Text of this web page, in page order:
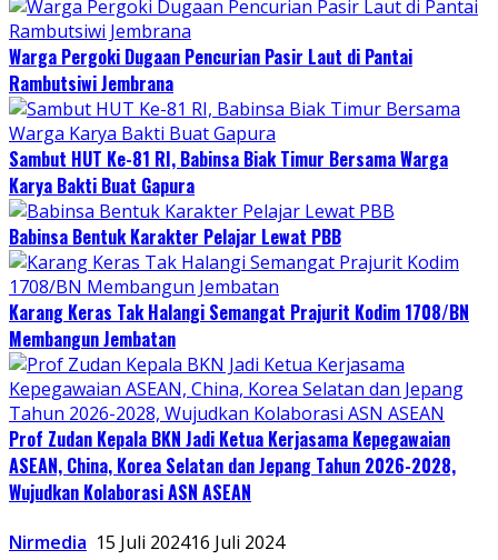
Warga Pergoki Dugaan Pencurian Pasir Laut di Pantai
Rambutsiwi Jembrana
Sambut HUT Ke-81 RI, Babinsa Biak Timur Bersama Warga
Karya Bakti Buat Gapura
Babinsa Bentuk Karakter Pelajar Lewat PBB
Karang Keras Tak Halangi Semangat Prajurit Kodim 1708/BN
Membangun Jembatan
Prof Zudan Kepala BKN Jadi Ketua Kerjasama Kepegawaian
ASEAN, China, Korea Selatan dan Jepang Tahun 2026-2028,
Wujudkan Kolaborasi ASN ASEAN
Nirmedia 15 Juli 202416 Juli 2024